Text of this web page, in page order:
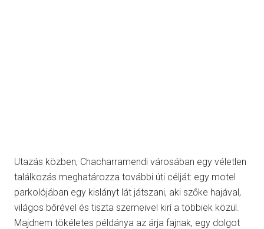
Utazás közben, Chacharramendi városában egy véletlen
találkozás meghatározza további úti célját: egy motel
parkolójában egy kislányt lát játszani, aki szőke hajával,
világos bőrével és tiszta szemeivel kirí a többiek közül.
Majdnem tökéletes példánya az árja fajnak, egy dolgot